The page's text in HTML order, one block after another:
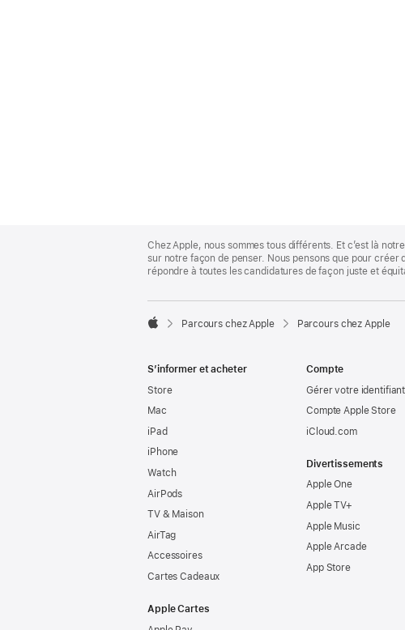
Footer
Chez Apple, nous sommes tous différents. Et c’est là
sur notre façon de penser. Nous pensons que pour créer
répondre à toutes les candidatures de façon juste et

Parcours chez Apple Parcours chez Apple
S’informer et acheter
Store
Mac
iPad
iPhone
Watch
AirPods
TV & Maison
AirTag
Accessoires
Cartes Cadeaux
Apple Cartes
Compte
Gérer votre
Compte Apple Store
iCloud.com
Divertissements
Apple One
Apple TV+
Apple Music
Apple Arcade
App Store